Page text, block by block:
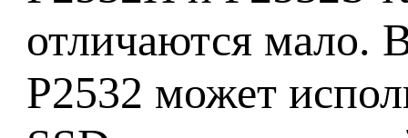
отличаются мало.
P2532 может